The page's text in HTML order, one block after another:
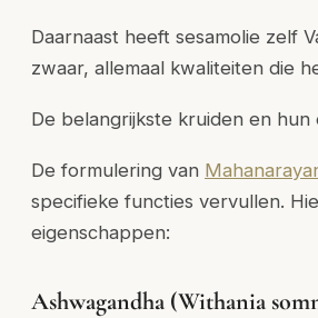
Daarnaast heeft sesamolie zelf
zwaar, allemaal kwaliteiten die
De belangrijkste kruiden en hun
De formulering van
specifieke functies vervullen.
eigenschappen:
Ashwagandha (Withania